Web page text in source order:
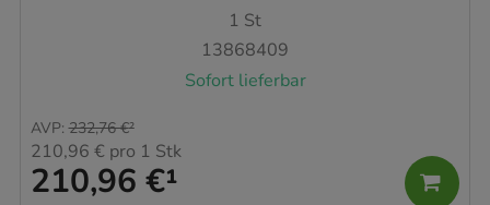
1 St
13868409
Sofort lieferbar
210,96 €¹
AVP: 232,76 €²
210,96 € pro 1 Stk